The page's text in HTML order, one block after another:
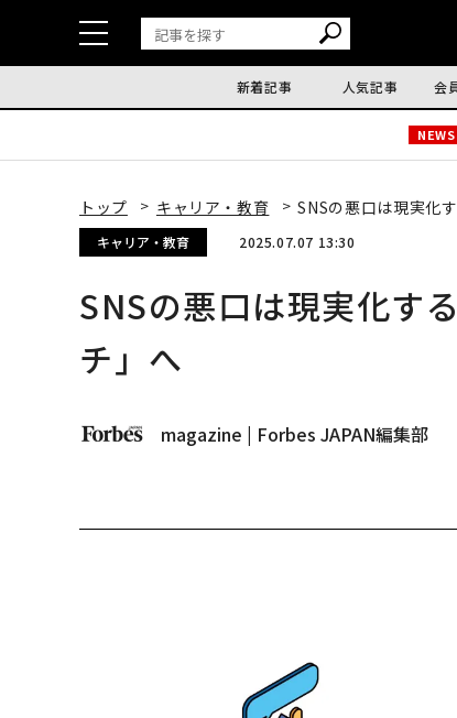
新着記事 人気記事 会
NEWS
トップ キャリア・教育 SNSの悪口は現実化
キャリア・教育 2025.07.07 13:30
SNSの悪口は現実化す
チ」へ
magazine | Forbes JAPAN編集部